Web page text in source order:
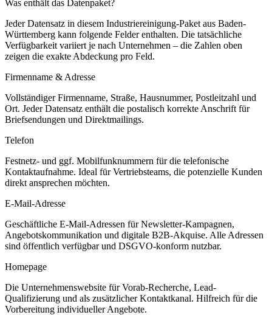
Was enthält das Datenpaket?
Jeder Datensatz in diesem Industriereinigung-Paket aus Baden-
Württemberg kann folgende Felder enthalten. Die tatsächliche
Verfügbarkeit variiert je nach Unternehmen – die Zahlen oben
zeigen die exakte Abdeckung pro Feld.
Firmenname & Adresse
Vollständiger Firmenname, Straße, Hausnummer, Postleitzahl und
Ort. Jeder Datensatz enthält die postalisch korrekte Anschrift für
Briefsendungen und Direktmailings.
Telefon
Festnetz- und ggf. Mobilfunknummern für die telefonische
Kontaktaufnahme. Ideal für Vertriebsteams, die potenzielle Kunden
direkt ansprechen möchten.
E-Mail-Adresse
Geschäftliche E-Mail-Adressen für Newsletter-Kampagnen,
Angebotskommunikation und digitale B2B-Akquise. Alle Adressen
sind öffentlich verfügbar und DSGVO-konform nutzbar.
Homepage
Die Unternehmenswebsite für Vorab-Recherche, Lead-
Qualifizierung und als zusätzlicher Kontaktkanal. Hilfreich für die
Vorbereitung individueller Angebote.